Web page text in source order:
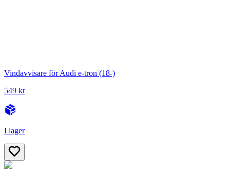
Vindavvisare för Audi e-tron (18-)
549 kr
I lager